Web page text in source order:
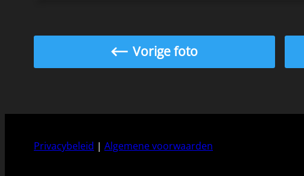
Vorige foto
Privacybeleid | Algemene voorwaarden